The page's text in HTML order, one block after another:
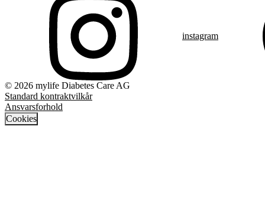
instagram
© 2026 mylife Diabetes Care AG
Standard kontraktvilkår
Ansvarsforhold
Cookies